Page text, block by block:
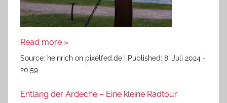
Read more »
Source: heinrich on pixelfed.de Published: 8. Juli 2024 -
20:59
Entlang der Ardeche – Eine kleine Radtour